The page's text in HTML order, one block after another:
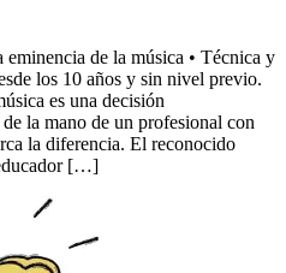
de la música • Técnica y
los 10 años y sin nivel previo.
es una decisión
la mano de un profesional con
la diferencia. El reconocido
[…]